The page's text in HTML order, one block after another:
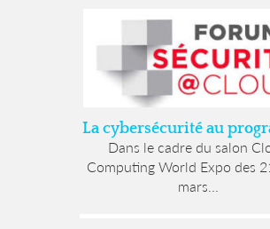
La cybersécurité au
Dans le cadre du salon
Computing World Expo des
mars...